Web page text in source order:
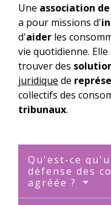
Une association
a pour missions d'
d'aider les
vie quotidienne.
trouver des
juridique de
collectifs des
tribunaux.
Qu'est-ce
défense des
agréée ?